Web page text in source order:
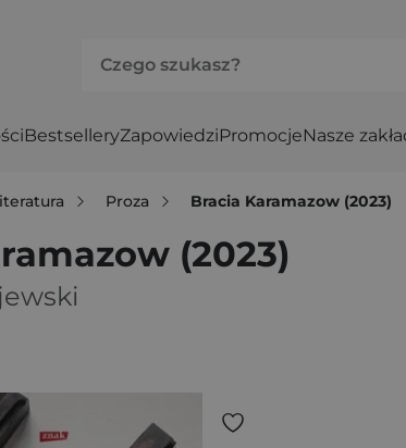
BestselleryZapowiedziPromocjeNasze
Proza Bracia Karamazow (2023)
(2023)